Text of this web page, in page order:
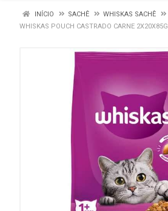
INÍCIO SACHÊ
WHISKAS SACHÊ
WHISKAS POUCH CASTRADO CARNE 2X20X85G